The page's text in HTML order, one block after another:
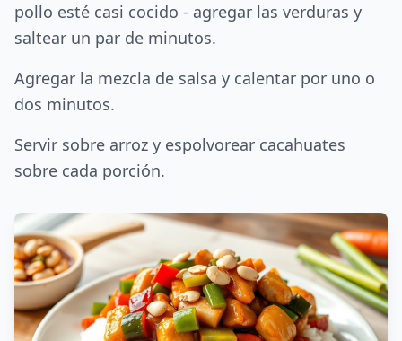
pollo esté casi cocido - agregar las verduras y
saltear un par de minutos.
Agregar la mezcla de salsa y calentar por uno o
dos minutos.
Servir sobre arroz y espolvorear cacahuates
sobre cada porción.